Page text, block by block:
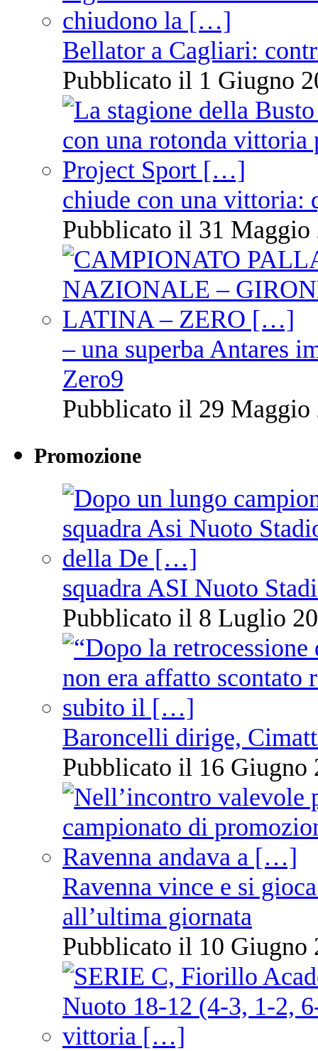
Bellator a Cagliari:
Pubblicato il 1 Giugno
chiude con una vittoria:
Pubblicato il 31 Maggio
– una superba Antares
Zero9
Pubblicato il 29 Maggio
Promozione
squadra ASI Nuoto
Pubblicato il 8 Luglio
Baroncelli dirige,
Pubblicato il 16 Giugno
Ravenna vince e si
all’ultima giornata
Pubblicato il 10 Giugno